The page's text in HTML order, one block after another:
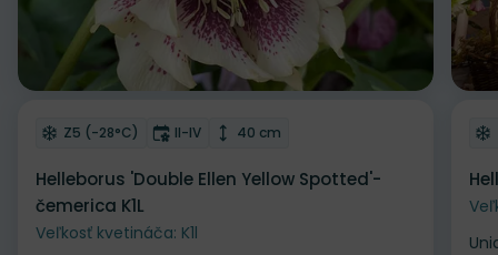
Odober do zoznamu želaní
Mrazuvzdornosť
Z5 (-28°C) Doba kvitnutia
II-IV Výška rastliny
40 cm
Helleborus 'Double Ellen Yellow Spotted'-
čemerica K1L
Veľkosť kvetináča: K1l